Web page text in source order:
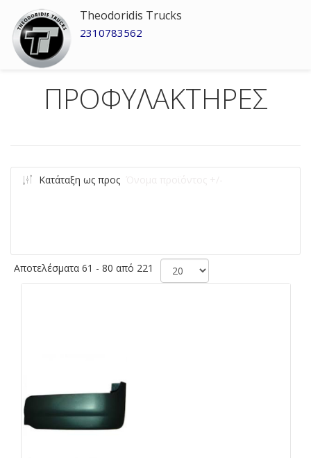
Theodoridis Trucks
2310783562
ΠΡΟΦΥΛΑΚΤΗΡΕΣ
Κατάταξη ως προς
Αποτελέσματα 61 - 80 από 221